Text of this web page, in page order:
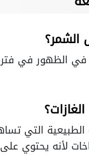
الشمر؟
الطبيعية التي
لأنه يحتوي